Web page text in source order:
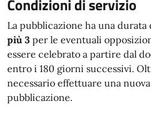
Condizioni di servizio
La pubblicazione ha una durata
più 3 per le eventuali
essere celebrato a partire dal
entro i 180 giorni successivi.
necessario effettuare una
pubblicazione.